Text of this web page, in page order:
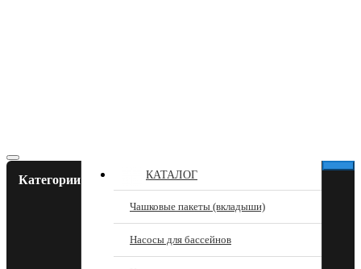
Категории КАТАЛОГ
Чашковые пакеты (вкладыши)
Насосы для бассейнов